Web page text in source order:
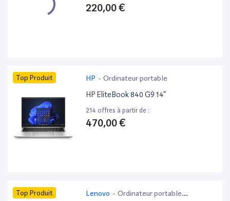
220,00 €
Top Produit HP - Ordinateur portable
HP EliteBook 840 G9 14”
214 offres à partir de :
470,00 €
Top Produit Lenovo - Ordinateur portable